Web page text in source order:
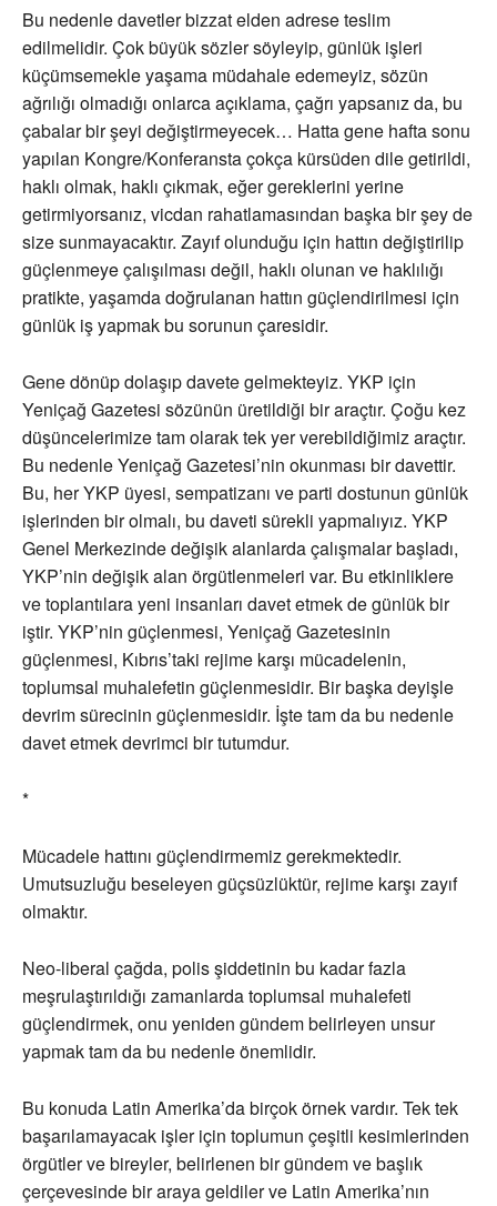
Bu nedenle davetler bizzat elden adrese teslim
edilmelidir. Çok büyük sözler söyleyip, günlük işleri
küçümsemekle yaşama müdahale edemeyiz, sözün
ağrılığı olmadığı onlarca açıklama, çağrı yapsanız da, bu
çabalar bir şeyi değiştirmeyecek… Hatta gene hafta sonu
yapılan Kongre/Konferansta çokça kürsüden dile getirildi,
haklı olmak, haklı çıkmak, eğer gereklerini yerine
getirmiyorsanız, vicdan rahatlamasından başka bir şey de
size sunmayacaktır. Zayıf olunduğu için hattın değiştirilip
güçlenmeye çalışılması değil, haklı olunan ve haklılığı
pratikte, yaşamda doğrulanan hattın güçlendirilmesi için
günlük iş yapmak bu sorunun çaresidir.
Gene dönüp dolaşıp davete gelmekteyiz. YKP için
Yeniçağ Gazetesi sözünün üretildiği bir araçtır. Çoğu kez
düşüncelerimize tam olarak tek yer verebildiğimiz araçtır.
Bu nedenle Yeniçağ Gazetesi’nin okunması bir davettir.
Bu, her YKP üyesi, sempatizanı ve parti dostunun günlük
işlerinden bir olmalı, bu daveti sürekli yapmalıyız. YKP
Genel Merkezinde değişik alanlarda çalışmalar başladı,
YKP’nin değişik alan örgütlenmeleri var. Bu etkinliklere
ve toplantılara yeni insanları davet etmek de günlük bir
iştir. YKP’nin güçlenmesi, Yeniçağ Gazetesinin
güçlenmesi, Kıbrıs’taki rejime karşı mücadelenin,
toplumsal muhalefetin güçlenmesidir. Bir başka deyişle
devrim sürecinin güçlenmesidir. İşte tam da bu nedenle
davet etmek devrimci bir tutumdur.
*
Mücadele hattını güçlendirmemiz gerekmektedir.
Umutsuzluğu beseleyen güçsüzlüktür, rejime karşı zayıf
olmaktır.
Neo-liberal çağda, polis şiddetinin bu kadar fazla
meşrulaştırıldığı zamanlarda toplumsal muhalefeti
güçlendirmek, onu yeniden gündem belirleyen unsur
yapmak tam da bu nedenle önemlidir.
Bu konuda Latin Amerika’da birçok örnek vardır. Tek tek
başarılamayacak işler için toplumun çeşitli kesimlerinden
örgütler ve bireyler, belirlenen bir gündem ve başlık
çerçevesinde bir araya geldiler ve Latin Amerika’nın